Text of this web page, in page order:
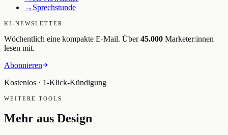
→ Sprechstunde
KI-NEWSLETTER
Wöchentlich eine kompakte E-Mail. Über 45.000 Marketer:innen
lesen mit.
Abonnieren
Kostenlos · 1-Klick-Kündigung
WEITERE TOOLS
Mehr aus Design